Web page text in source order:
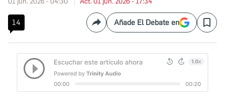
14 CompartirAñade El Debate en Save